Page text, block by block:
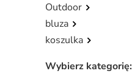
Outdoor
bluza
koszulka
Wybierz kategorię: